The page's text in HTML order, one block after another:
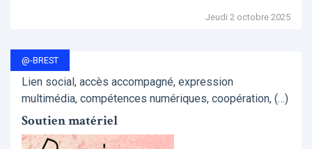
Jeudi 2 octobre 2025
@-BREST
Lien social, accès accompagné, expression
multimédia, compétences numériques, coopération, (…)
Soutien matériel